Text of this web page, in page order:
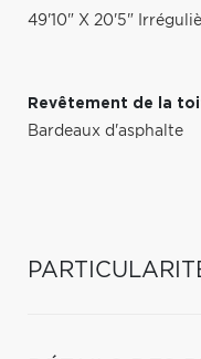
49'10" X 20'5"
Revêtement de la
Bardeaux d'asphalte